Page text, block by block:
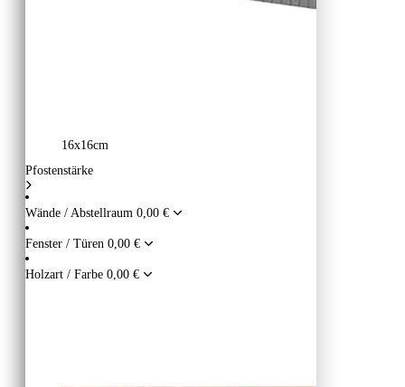
16x16cm
Pfostenstärke
Wände / Abstellraum 0,00 €
Fenster / Türen 0,00 €
Holzart / Farbe 0,00 €